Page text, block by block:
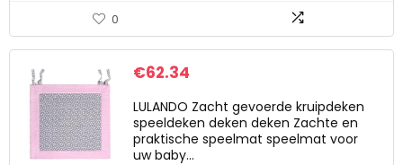
0
€62.34
LULANDO Zacht gevoerde kruipdeken
speeldeken deken deken Zachte en
praktische speelmat speelmat voor
uw baby…